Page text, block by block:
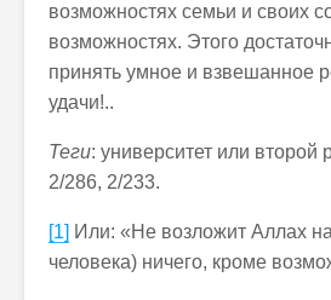
возможностях семьи и своих
возможностях. Этого
принять умное и взвешанное
удачи!..
Теги: университет или второй
2/286, 2/233.
[1] Или: «Не возложит Аллах
человека) ничего, кроме